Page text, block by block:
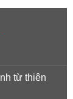
từ thiên